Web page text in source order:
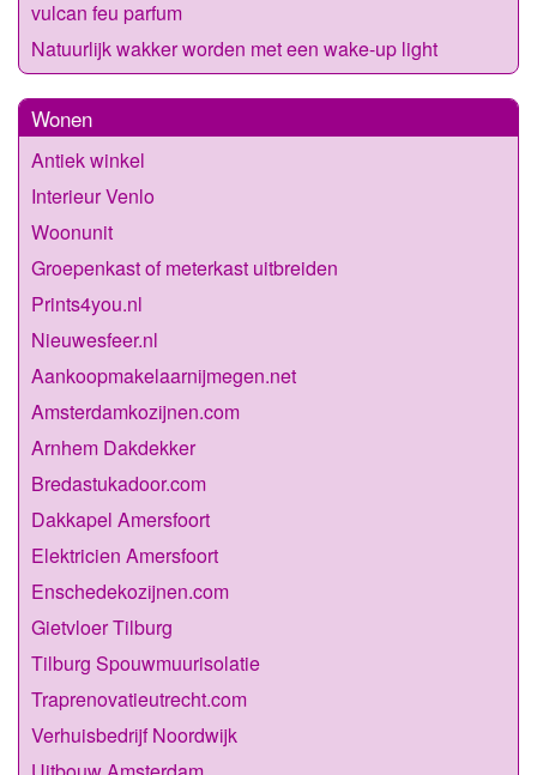
vulcan feu parfum
Natuurlijk wakker worden met een wake-up light
Wonen
Antiek winkel
Interieur Venlo
Woonunit
Groepenkast of meterkast uitbreiden
Prints4you.nl
Nieuwesfeer.nl
Aankoopmakelaarnijmegen.net
Amsterdamkozijnen.com
Arnhem Dakdekker
Bredastukadoor.com
Dakkapel Amersfoort
Elektricien Amersfoort
Enschedekozijnen.com
Gietvloer Tilburg
Tilburg Spouwmuurisolatie
Traprenovatieutrecht.com
Verhuisbedrijf Noordwijk